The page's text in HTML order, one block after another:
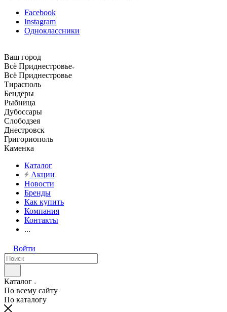
Facebook
Instagram
Одноклассники
Ваш город
Всё Приднестровье
Всё Приднестровье
Тирасполь
Бендеры
Рыбница
Дубоссары
Слободзея
Днестровск
Григориополь
Каменка
Каталог
Акции
Новости
Бренды
Как купить
Компания
Контакты
...
Войти
Каталог
По всему сайту
По каталогу